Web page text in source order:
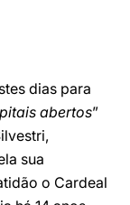
dias para
abertos”
sua
o Cardeal